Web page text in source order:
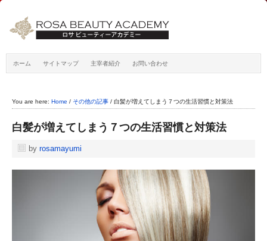
ホーム サイトマップ 主宰者紹介 お問い合わせ
You are here: Home / その他の記事 / 白髪が増えてしまう７つの生活習慣と対策法
白髪が増えてしまう７つの生活習慣と対策法
by rosamayumi